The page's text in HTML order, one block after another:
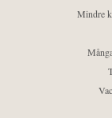
Mindre